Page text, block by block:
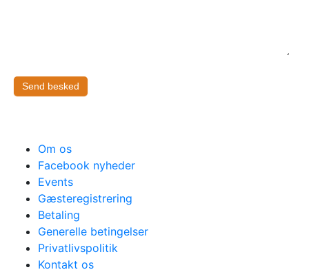
Send besked
Om os
Facebook nyheder
Events
Gæsteregistrering
Betaling
Generelle betingelser
Privatlivspolitik
Kontakt os